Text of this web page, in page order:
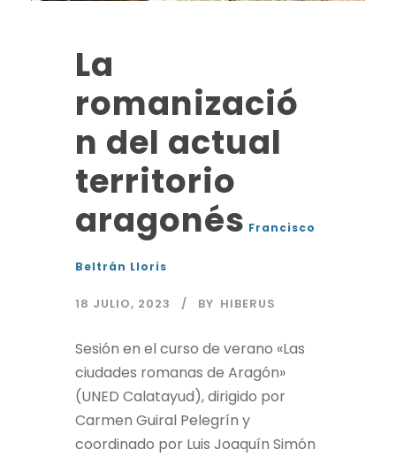
La
romanizació
n del actual
territorio
aragonés Francisco
Beltrán Lloris
18 JULIO, 2023 BY HIBERUS
Sesión en el curso de verano «Las
ciudades romanas de Aragón»
(UNED Calatayud), dirigido por
Carmen Guiral Pelegrín y
coordinado por Luis Joaquín Simón